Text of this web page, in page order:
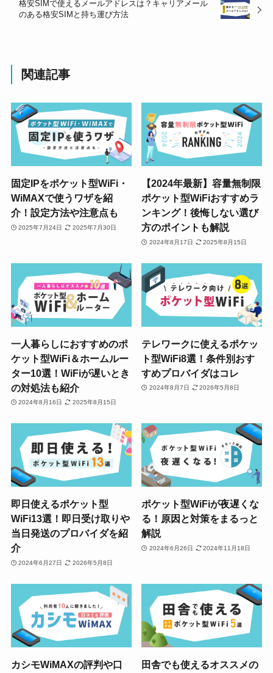
格安SIMで使えるメールアドレスは？キャリアメール
のある格安SIMと持ち運び方法
関連記事
固定IPをポケット型WiFi・
WiMAXで使うワザを紹
介！設定方法や注意点も
2025年7月24日 2025年7月30日
【2024年最新】容量無制限
ポケット型WiFiおすすめラ
ンキング！後悔しない選び
方のポイントも解説
2024年8月17日 2025年8月15日
一人暮らしにおすすめのポ
ケット型WiFi＆ホームルー
ター10選！WiFiが遅いとき
の対処法も紹介
2024年8月16日 2025年8月15日
テレワークに使えるポケッ
ト型WiFi8選！条件別おす
すめプロバイダはコレ
2024年8月7日 2026年5月8日
即日使えるポケット型
WiFi13選！即日受け取りや
当日発送のプロバイダを紹
介
2024年6月27日 2026年5月8日
ポケット型WiFiが夜遅くな
る！原因と対策をまるっと
解説
2024年6月26日 2024年11月18日
カシモWiMAXの評判や口 田舎でも使えるオススメの